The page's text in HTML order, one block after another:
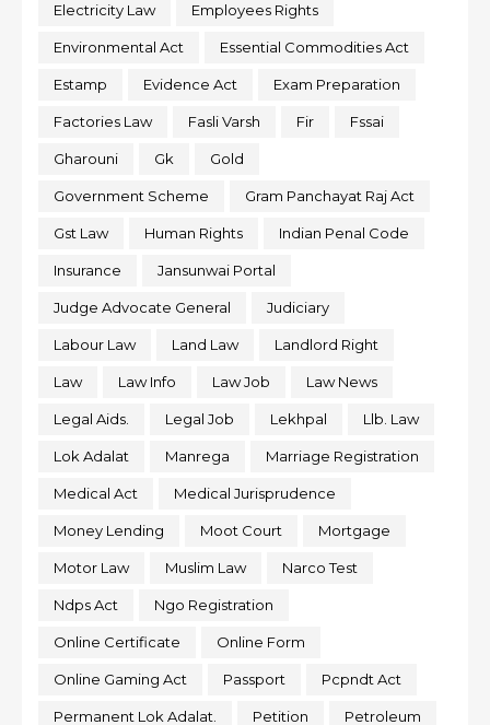
Electricity Law Employees Rights
Environmental Act Essential Commodities Act
Estamp Evidence Act Exam Preparation
Factories Law Fasli Varsh Fir Fssai
Gharouni Gk Gold
Government Scheme Gram Panchayat Raj Act
Gst Law Human Rights Indian Penal Code
Insurance Jansunwai Portal
Judge Advocate General Judiciary
Labour Law Land Law Landlord Right
Law Law Info Law Job Law News
Legal Aids. Legal Job Lekhpal Llb. Law
Lok Adalat Manrega Marriage Registration
Medical Act Medical Jurisprudence
Money Lending Moot Court Mortgage
Motor Law Muslim Law Narco Test
Ndps Act Ngo Registration
Online Certificate Online Form
Online Gaming Act Passport Pcpndt Act
Permanent Lok Adalat. Petition Petroleum